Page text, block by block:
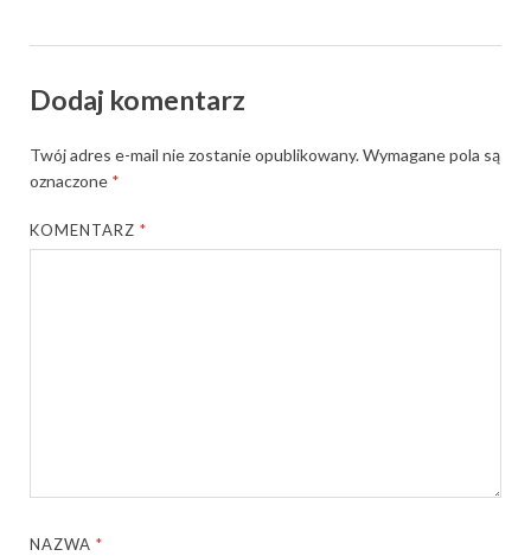
Dodaj komentarz
Twój adres e-mail nie zostanie opublikowany.Wymagane pola są
oznaczone *
KOMENTARZ*
NAZWA*